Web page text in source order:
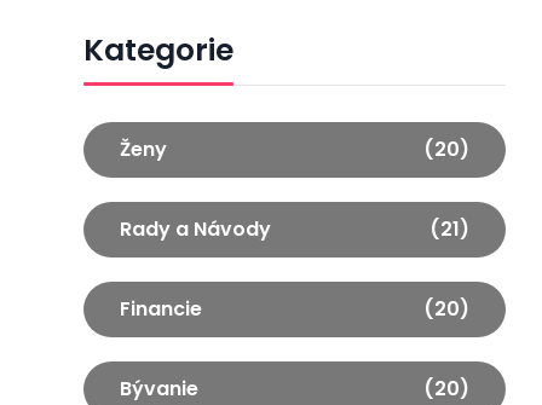
Kategorie
Ženy (20)
Rady a Návody (21)
Financie (20)
Bývanie (20)